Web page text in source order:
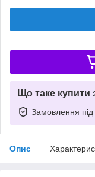
Що таке купити
Замовлення під
Опис